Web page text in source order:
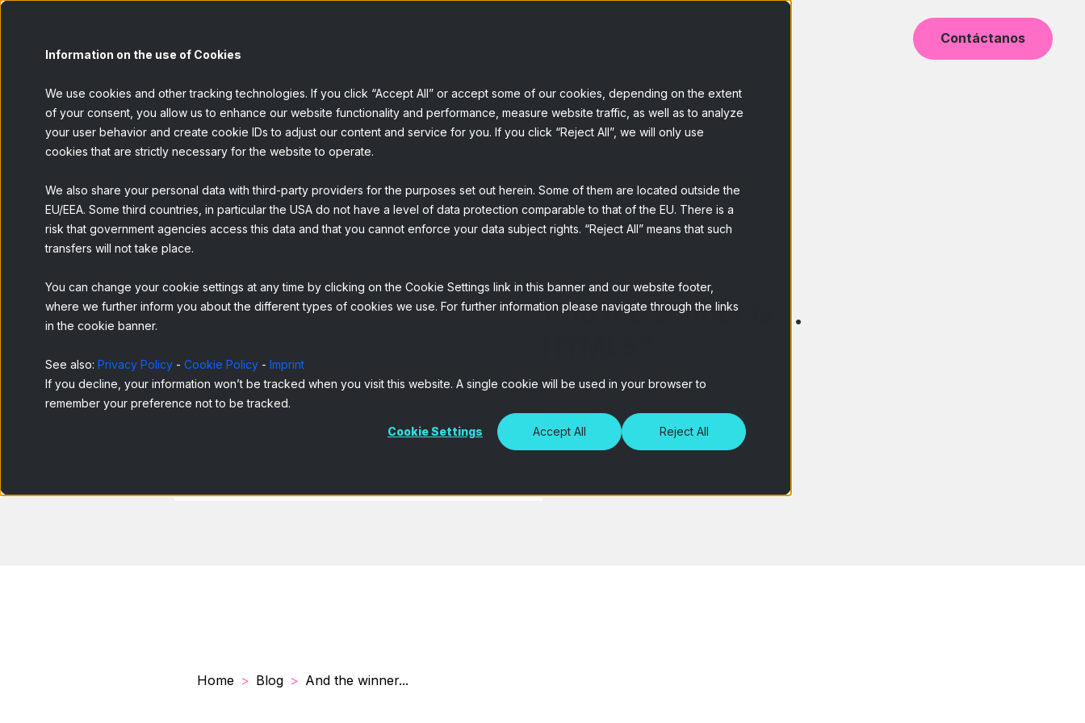
Information on the use of Cookies
We use cookies and other tracking technologies. If you click “Accept All” or accept some of our cookies, depending on the extent
of your consent, you allow us to enhance our website functionality and performance, measure website traffic, as well as to analyze
your user behavior and create cookie IDs to adjust our content and service for you. If you click “Reject All”, we will only use
cookies that are strictly necessary for the website to operate.
We also share your personal data with third-party providers for the purposes set out herein. Some of them are located outside the
EU/EEA. Some third countries, in particular the USA do not have a level of data protection comparable to that of the EU. There is a
risk that government agencies access this data and that you cannot enforce your data subject rights. “Reject All” means that such
transfers will not take place.
You can change your cookie settings at any time by clicking on the Cookie Settings link in this banner and our website footer,
where we further inform you about the different types of cookies we use. For further information please navigate through the links
in the cookie banner.
See also: Privacy Policy - Cookie Policy - Imprint
If you decline, your information won’t be tracked when you visit this website. A single cookie will be used in your browser to
remember your preference not to be tracked.
Cookie Settings Accept All Reject All
Contáctanos
BACK
And the winner is...
Home Blog And the winner...